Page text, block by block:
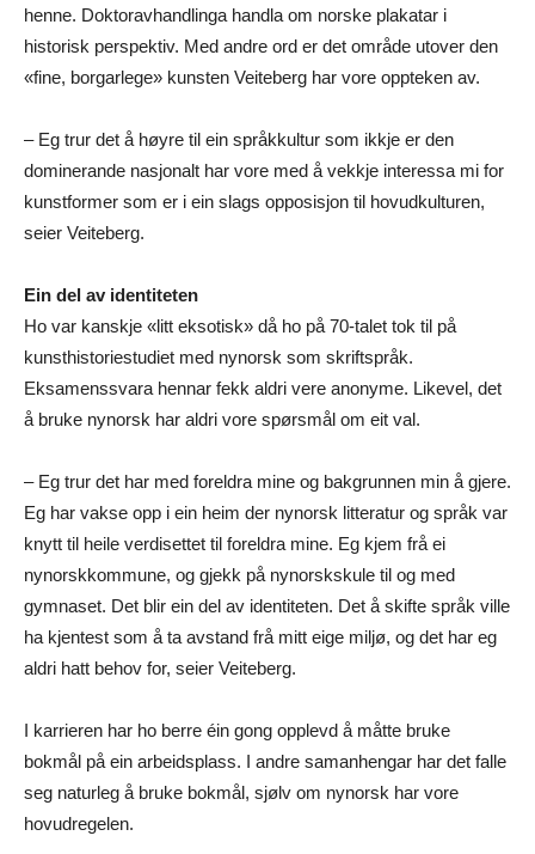
henne. Doktoravhandlinga handla om norske plakatar i
historisk perspektiv. Med andre ord er det område utover den
«fine, borgarlege» kunsten Veiteberg har vore oppteken av.
– Eg trur det å høyre til ein språkkultur som ikkje er den
dominerande nasjonalt har vore med å vekkje interessa mi for
kunstformer som er i ein slags opposisjon til hovudkulturen,
seier Veiteberg.
Ein del av identiteten
Ho var kanskje «litt eksotisk» då ho på 70-talet tok til på
kunsthistoriestudiet med nynorsk som skriftspråk.
Eksamenssvara hennar fekk aldri vere anonyme. Likevel, det
å bruke nynorsk har aldri vore spørsmål om eit val.
– Eg trur det har med foreldra mine og bakgrunnen min å gjere.
Eg har vakse opp i ein heim der nynorsk litteratur og språk var
knytt til heile verdisettet til foreldra mine. Eg kjem frå ei
nynorskkommune, og gjekk på nynorskskule til og med
gymnaset. Det blir ein del av identiteten. Det å skifte språk ville
ha kjentest som å ta avstand frå mitt eige miljø, og det har eg
aldri hatt behov for, seier Veiteberg.
I karrieren har ho berre éin gong opplevd å måtte bruke
bokmål på ein arbeidsplass. I andre samanhengar har det falle
seg naturleg å bruke bokmål, sjølv om nynorsk har vore
hovudregelen.